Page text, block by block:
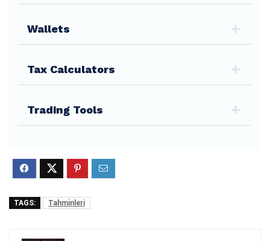
Wallets
Tax Calculators
Trading Tools
TAGS: Tahminleri